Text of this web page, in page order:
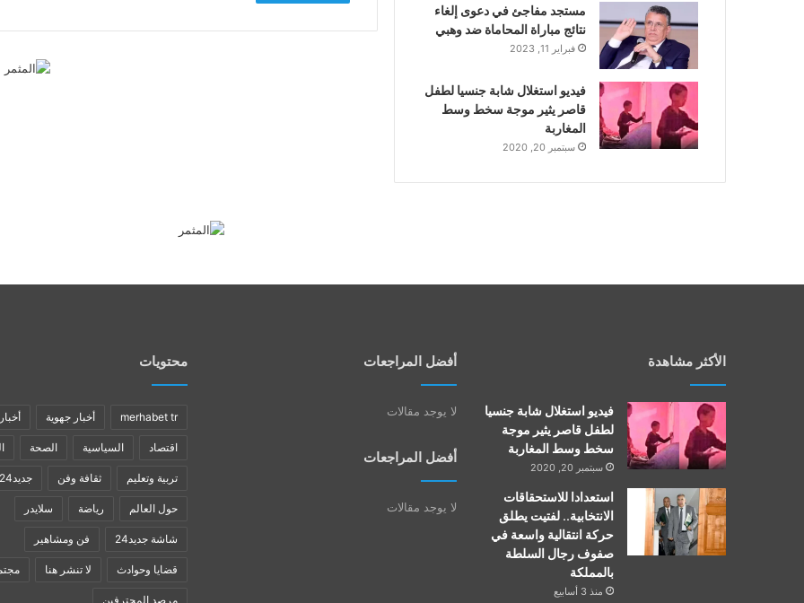
مستجد مفاجئ في دعوى إلغاء
نتائج مباراة المحاماة ضد وهبي
فبراير 11, 2023
فيديو استغلال شابة جنسيا لطفل
قاصر يثير موجة سخط وسط
المغاربة
سبتمبر 20, 2020
الأكثر مشاهدة
فيديو استغلال شابة جنسيا
لطفل قاصر يثير موجة
سخط وسط المغاربة
سبتمبر 20, 2020
استعدادا للاستحقاقات
الانتخابية.. لفتيت يطلق
حركة انتقالية واسعة في
صفوف رجال السلطة
بالمملكة
منذ 3 أسابيع
أفضل المراجعات
لا يوجد مقالات
أفضل المراجعات
لا يوجد مقالات
محتويات
merhabet tr أخبار جهوية
اقتصاد السياسية الصحة
تربية وتعليم ثقافة وفن جديد24
حول العالم رياضة سلايدر
شاشة جديد24 فن ومشاهير
قضايا وحوادث لا تنشر هنا
مرصد المحترفين